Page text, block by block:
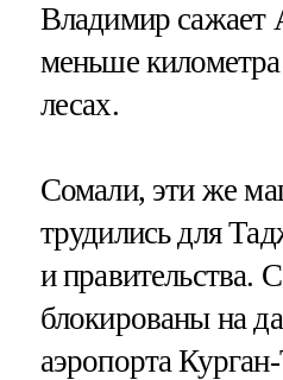
Владимир сажает
меньше
лесах.
Сомали, эти же
трудились для
и правительства.
блокированы на
аэропорта